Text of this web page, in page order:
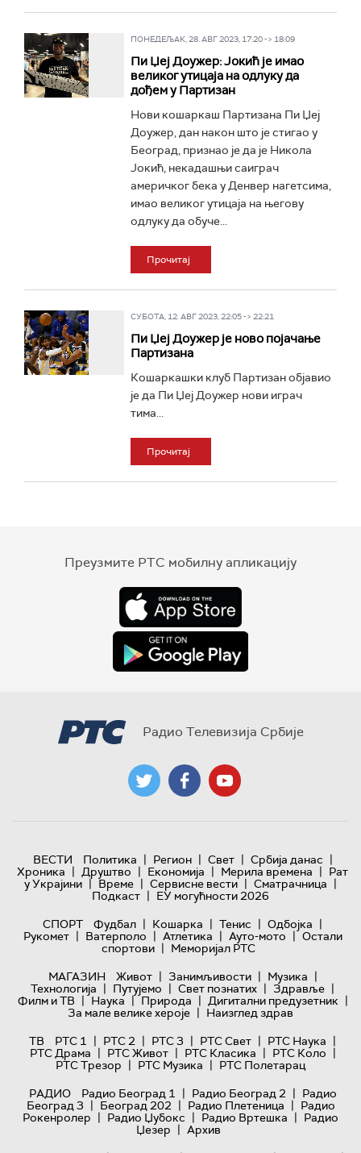
ПОНЕДЕЉАК, 28. АВГ 2023, 17:20 -> 18:09
Пи Џеј Доужер: Јокић је имао
великог утицаја на одлуку да
дођем у Партизан
Нови кошаркаш Партизана Пи Џеј
Доужер, дан након што је стигао у
Београд, признао је да је Никола
Јокић, некадашњи саиграч
америчког бека у Денвер нагетсима,
имао великог утицаја на његову
одлуку да обуче...
Прочитај
СУБОТА, 12. АВГ 2023, 22:05 -> 22:21
Пи Џеј Доужер је ново појачање
Партизана
Кошаркашки клуб Партизан објавио
је да Пи Џеј Доужер нови играч
тима...
Прочитај
Преузмите РТС мобилну апликацију
Радио Телевизија Србије
ВЕСТИ Политика | Регион | Свет | Србија данас |
Хроника | Друштво | Економија | Мерила времена | Рат
у Украјини | Време | Сервисне вести | Сматрачница |
Подкаст | ЕУ могућности 2026
СПОРТ
Фудбал | Кошарка | Тенис | Одбојка |
Рукомет | Ватерполо | Атлетика | Ауто-мото | Остали
спортови | Меморијал РТС
МАГАЗИН
Живот | Занимљивости | Музика |
Технологијa | Путујемо | Свет познатих | Здравље |
Филм и ТВ | Наука | Природа | Дигитални предузетник |
За мале велике хероје | Наизглед здрав
ТВ
РТС 1 | РТС 2 | РТС 3 | РТС Свет | РТС Наука |
РТС Драма | РТС Живот | РТС Класика | РТС Коло |
РТС Трезор | РТС Музика | РТС Полетарац
РАДИО
Радио Београд 1 | Радио Београд 2 | Радио
Београд 3 | Београд 202 | Радио Плетеница | Радио
Рокенролер | Радио Џубокс | Радио Вртешка | Радио
Џезер | Архив